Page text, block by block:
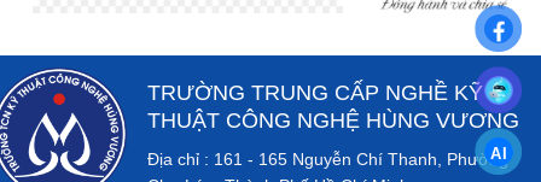
TRƯỜNG TRUNG CẤP NGHỀ KỸ
THUẬT CÔNG NGHỆ HÙNG VƯƠNG
Địa chỉ : 161 - 165 Nguyễn Chí Thanh, Phường